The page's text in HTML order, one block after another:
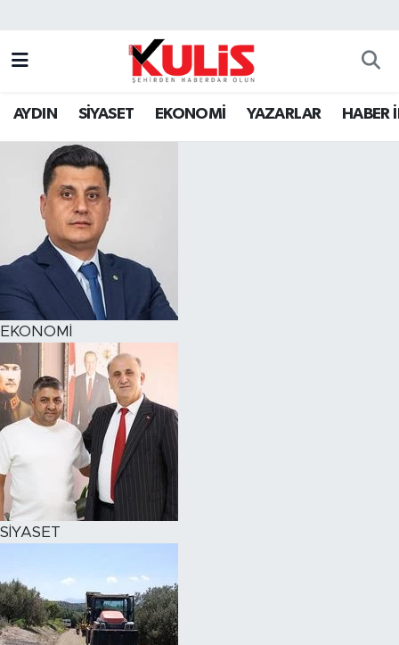
AYDIN SİYASET EKONOMİ YAZARLAR HABER
EKONOMİ
SİYASET